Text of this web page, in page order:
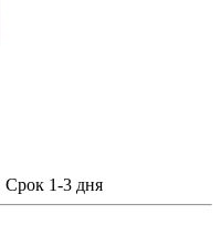
Срок 1-3 дня